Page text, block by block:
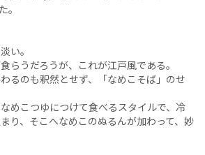
。
い。
らうだろうが、これが江戸風である。
るのも釈然とせず、「なめこそば」のせ
めこつゆにつけて食べるスタイルで、冷
り、そこへなめこのぬるんが加わって、妙